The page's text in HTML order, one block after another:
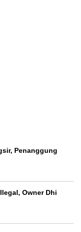
Penanggung
Owner Dhi